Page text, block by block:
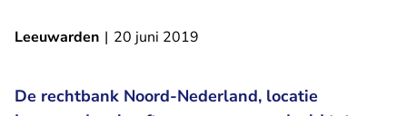
Leeuwarden | 20 juni 2019
De rechtbank Noord-Nederland, locatie